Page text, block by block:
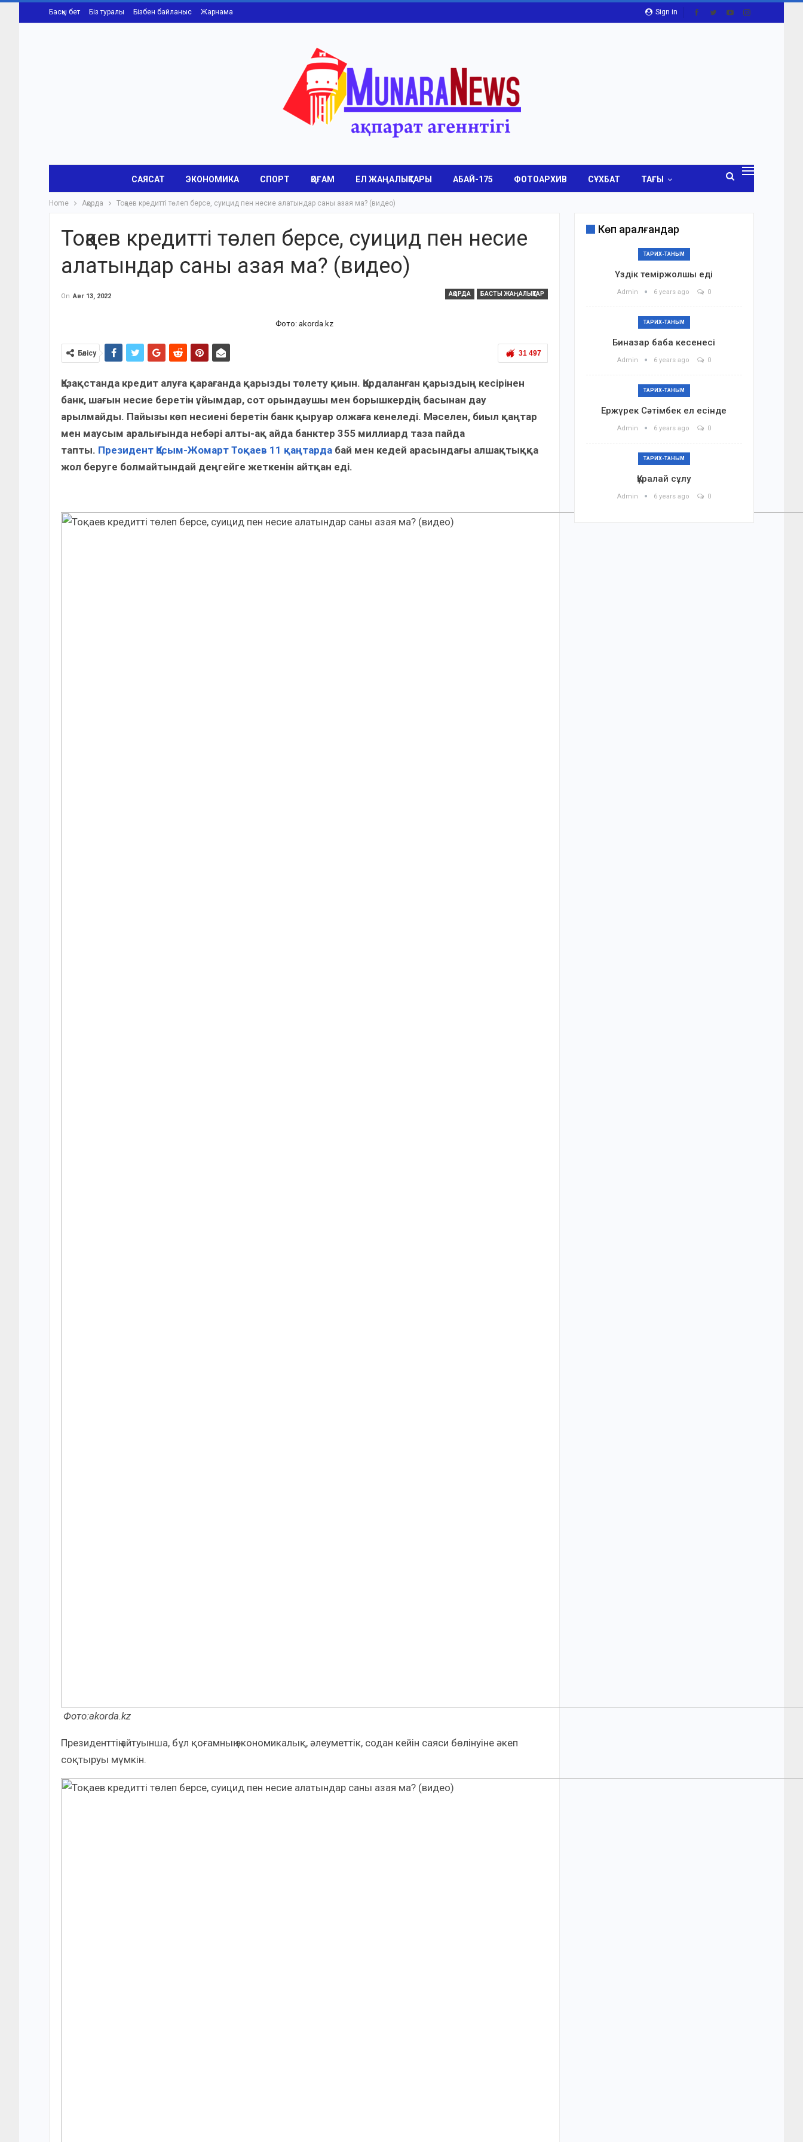
Sign in
Басқы бет Біз туралы Бізбен байланыс Жарнама
САЯСАТ ЭКОНОМИКА СПОРТ ҚОҒАМ ЕЛ ЖАҢАЛЫҚТАРЫ АБАЙ-175 ФОТОАРХИВ СҰХБАТ ТАҒЫ
Home Ақорда Тоқаев кредитті төлеп берсе, суицид пен несие алатындар саны азая ма? (видео)
Тоқаев кредитті төлеп берсе, суицид пен несие
алатындар саны азая ма? (видео)
АҚОРДА БАСТЫ ЖАҢАЛЫҚТАР
On Авг 13, 2022
Фото: akorda.kz
31 497
Бөлісу
Қазақстанда кредит алуға қарағанда қарызды төлету қиын. Қордаланған қарыздың кесірінен
банк, шағын несие беретін ұйымдар, сот орындаушы мен борышкердің басынан дау
арылмайды. Пайызы көп несиені беретін банк қыруар олжаға кенеледі. Мәселен, биыл қаңтар
мен маусым аралығында небәрі алты-ақ айда банктер 355 миллиард таза пайда
тапты. Президент Қасым-Жомарт Тоқаев 11 қаңтарда бай мен кедей арасындағы алшақтыққа
жол беруге болмайтындай деңгейге жеткенін айтқан еді.
Фото:akorda.kz
Президенттің айтуынша, бұл қоғамның экономикалық, әлеуметтік, содан кейін саяси бөлінуіне әкеп
соқтыруы мүмкін.
Көп қаралғандар
ТАРИХ-ТАНЫМ
Үздік теміржолшы еді
Admin 6 years ago 0
ТАРИХ-ТАНЫМ
Биназар баба кесенесі
Admin 6 years ago 0
ТАРИХ-ТАНЫМ
Ержүрек Сәтімбек ел есінде
Admin 6 years ago 0
ТАРИХ-ТАНЫМ
Құралай сұлу
Admin 6 years ago 0